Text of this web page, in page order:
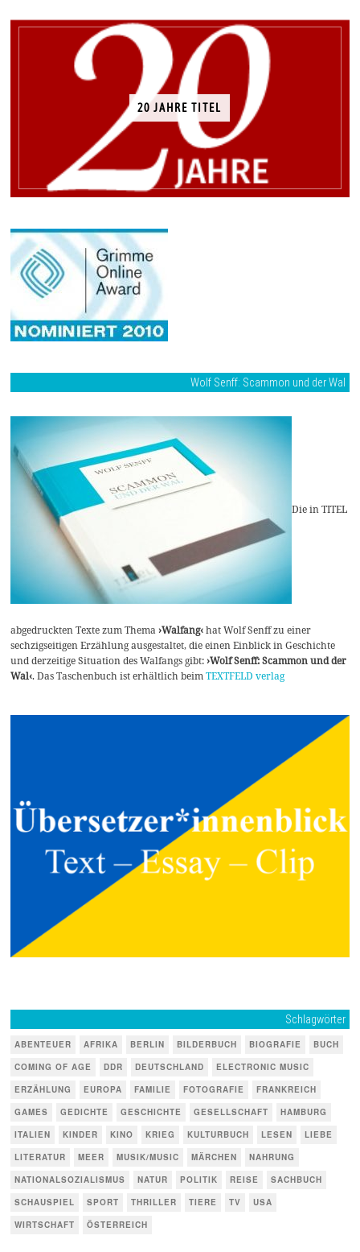
20 JAHRE TITEL
Wolf Senff: Scammon und der Wal
Die in TITEL
abgedruckten Texte zum Thema›Walfang‹hat Wolf Senff zu einer
sechzigseitigen Erzählung ausgestaltet, die einen Einblick in Geschichte
und derzeitige Situation des Walfangs gibt:›Wolf Senff: Scammon und der
Wal‹. Das Taschenbuch ist erhältlich beimTEXTFELD verlag
Schlagwörter
ABENTEUER AFRIKA BERLIN BILDERBUCH BIOGRAFIE
BUCH
COMING OF AGE
DDR DEUTSCHLAND
ELECTRONIC MUSIC
ERZÄHLUNG
EUROPA FAMILIE FOTOGRAFIE
FRANKREICH
GAMES
GEDICHTE GESCHICHTE GESELLSCHAFT
HAMBURG
ITALIEN
KINDER KINO KRIEG KULTURBUCH LESEN
LIEBE
LITERATUR
MEER MUSIK/MUSIC MÄRCHEN
NAHRUNG
NATIONALSOZIALISMUS
NATUR POLITIK REISE
SACHBUCH
SCHAUSPIEL
SPORT THRILLER TIERE TV
USA
WIRTSCHAFT
ÖSTERREICH